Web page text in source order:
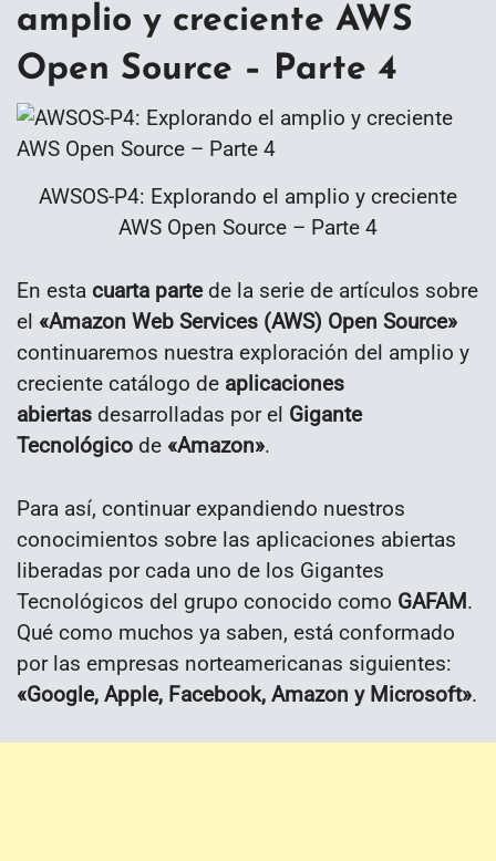
amplio y creciente AWS
Open Source – Parte 4
AWSOS-P4: Explorando el amplio y creciente
AWS Open Source – Parte 4
En esta cuarta partede la serie de artículos sobre
el «Amazon Web Services (AWS) Open Source»
continuaremos nuestra exploración del amplio y
creciente catálogo de aplicaciones
abiertas desarrolladas por el Gigante
Tecnológico de «Amazon».
Para así, continuar expandiendo nuestros
conocimientos sobre las aplicaciones abiertas
liberadas por cada uno de los Gigantes
Tecnológicos del grupo conocido como GAFAM.
Qué como muchos ya saben, está conformado
por las empresas norteamericanas siguientes:
«Google, Apple, Facebook, Amazon y Microsoft».